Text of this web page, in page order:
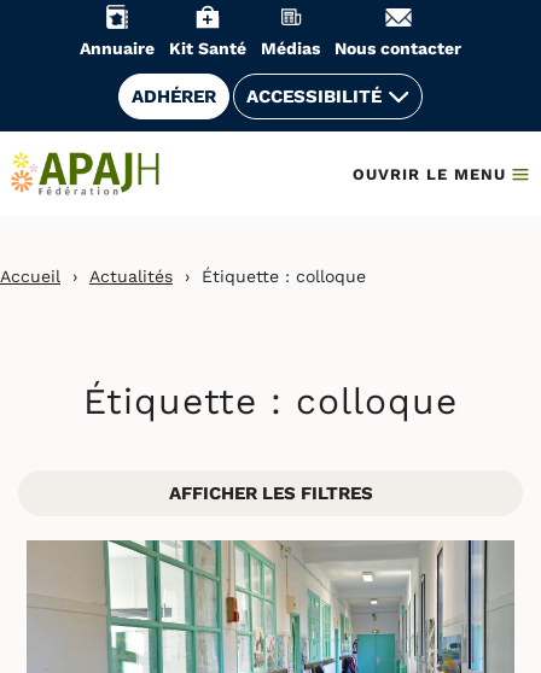
Annuaire Kit Santé Médias Nous contacter
ADHÉRER ACCESSIBILITÉ
OUVRIR LE MENU
Accueil › Actualités › Étiquette : colloque
Étiquette : colloque
AFFICHER LES FILTRES